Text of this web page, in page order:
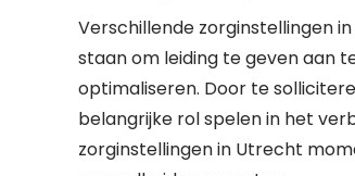
Verschillende zorginstellingen
staan om leiding te geven aan
optimaliseren. Door te
belangrijke rol spelen in het
zorginstellingen in Utrecht